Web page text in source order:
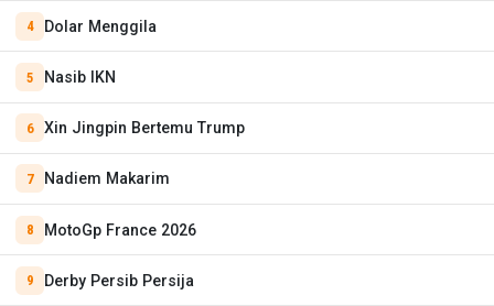
Dolar Menggila
Nasib IKN
Xin Jingpin Bertemu Trump
Nadiem Makarim
MotoGp France 2026
Derby Persib Persija